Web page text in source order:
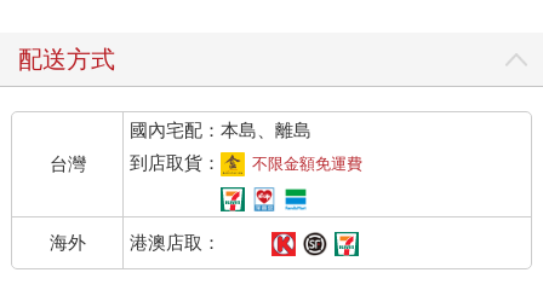
配送方式
台灣
國內宅配：本島、離島
到店取貨：
不限金額免運費
海外 港澳店取：